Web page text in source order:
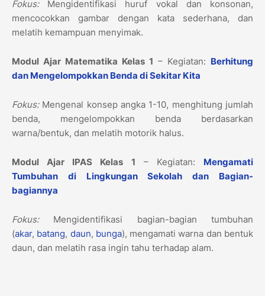
Fokus:Mengidentifikasi huruf vokal dan konsonan,
mencocokkan gambar dengan kata sederhana, dan
melatih kemampuan menyimak.
Modul Ajar Matematika Kelas 1 – Kegiatan: Berhitung
dan Mengelompokkan Benda di Sekitar Kita
Fokus:Mengenal konsep angka 1-10, menghitung jumlah
benda, mengelompokkan benda berdasarkan
warna/bentuk, dan melatih motorik halus.
Modul Ajar IPAS Kelas 1 – Kegiatan: Mengamati
Tumbuhan di Lingkungan Sekolah dan Bagian-
bagiannya
Fokus:Mengidentifikasi bagian-bagian tumbuhan
(akar, batang, daun, bunga), mengamati warna dan bentuk
daun, dan melatih rasa ingin tahu terhadap alam.